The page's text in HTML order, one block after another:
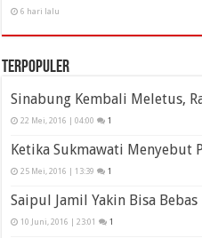
6 hari lalu
Terpopuler
Sinabung Kembali Meletus,
22 Mei, 2016 | 04:00 1
Ketika Sukmawati Menyebut
25 Mei, 2016 | 13:39 1
Saipul Jamil Yakin Bisa Bebas
10 Juni, 2016 | 23:01 1